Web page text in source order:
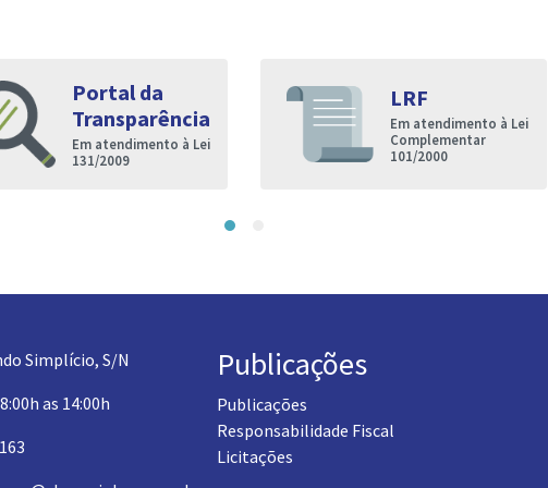
Portal da
Transparência
Em atendimento à Lei
131/2009
LRF
Em atendimento à Lei
Complementar
101/2000
Simplício, S/N
as 14:00h
Publicações
Publicações
Responsabilidade Fiscal
Licitações